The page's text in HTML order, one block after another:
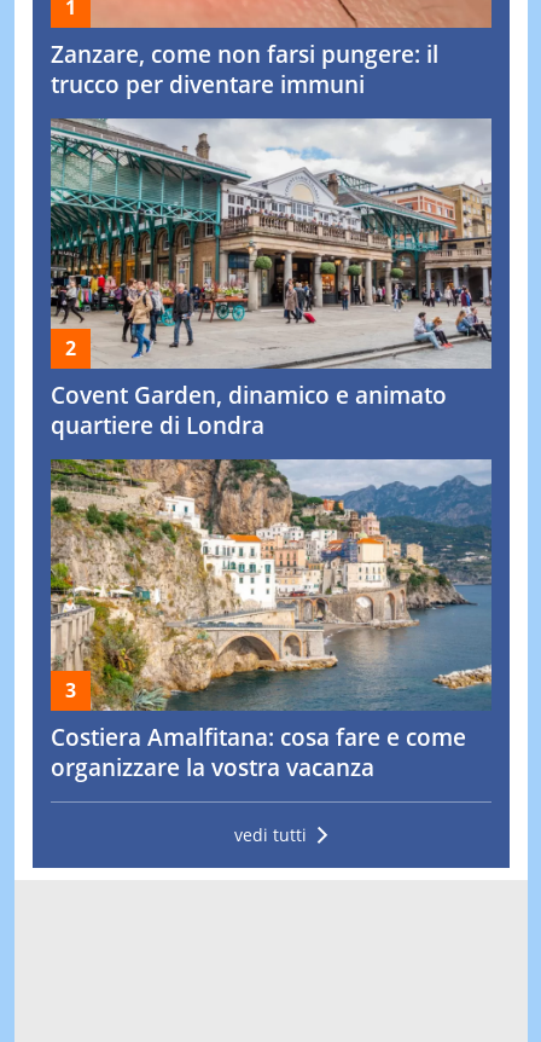
Zanzare, come non farsi pungere: il
trucco per diventare immuni
Covent Garden, dinamico e animato
quartiere di Londra
Costiera Amalfitana: cosa fare e come
organizzare la vostra vacanza
vedi tutti